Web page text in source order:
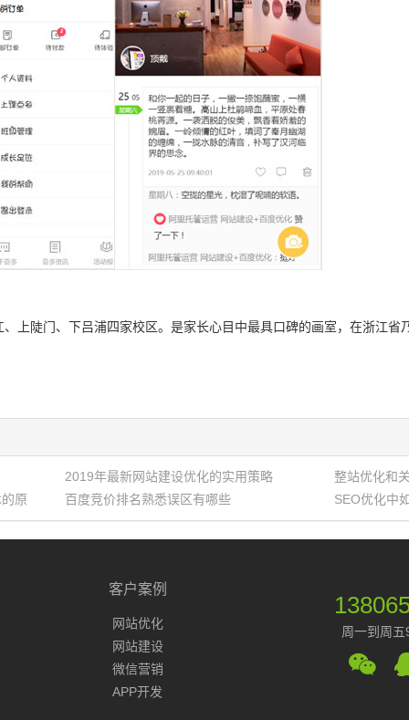
陡门、下吕浦四家校区。是家长心目中最具口碑的画室，在浙江省
2019年最新网站建设优化的实用策略
整站优化和
原
百度竞价排名熟悉误区有哪些
SEO优化中
搜索引擎优
客户案例
网站优化
网站建设
微信营销
APP开发
周一到周